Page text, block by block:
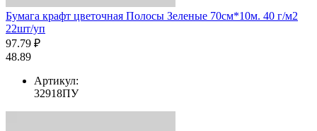
Бумага крафт цветочная Полосы Зеленые 70см*10м. 40 г/м2
22шт/уп
97.79 ₽
48.89
Артикул:
32918ПУ